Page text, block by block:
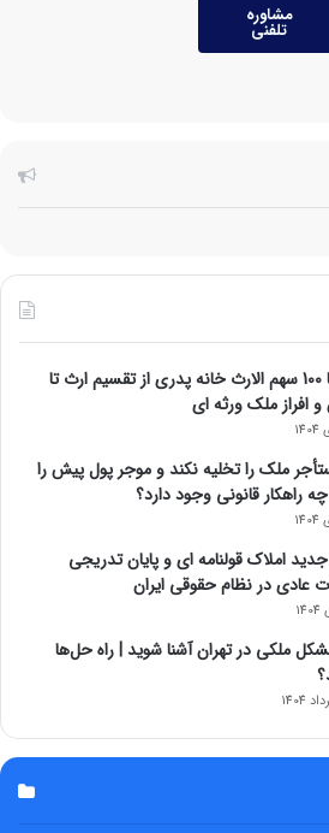
مشاوره
تلفنی
صفر تا 100 سهم الارث خانه پدری از تقسیم ارث تا
افراز ملک ورثه ای
ملک را تخلیه نکند و موجر پول پیش را
راهکار قانونی وجود دارد؟
املاک قولنامه ای و پایان تدریجی
عادی در نظام حقوقی ایران
10 مشکل ملکی در تهران آشنا شوید | راه حل‌ها